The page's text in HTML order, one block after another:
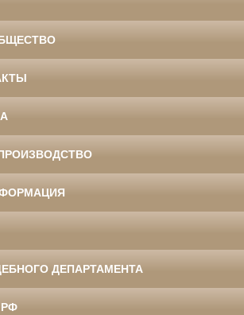
ДЕПАРТАМЕНТА